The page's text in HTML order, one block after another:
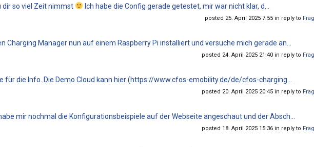
dir so viel Zeit nimmst Ich habe die Config gerade getestet, mir war nicht klar, d...
posted 25. April 2025 7:55 in reply to
Charging Manager nun auf einem Raspberry Pi installiert und versuche mich gerade an...
posted 24. April 2025 21:40 in reply to
für die Info. Die Demo Cloud kann hier (https://www.cfos-emobility.de/de/cfos-charging...
posted 20. April 2025 20:45 in reply to
mir nochmal die Konfigurationsbeispiele auf der Webseite angeschaut und der Absch...
posted 18. April 2025 15:36 in reply to